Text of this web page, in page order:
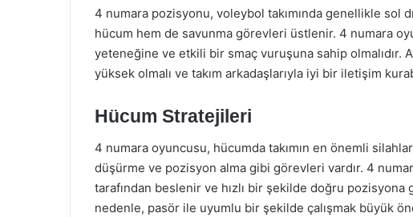
4 numara pozisyonu, voleybol takımında genellikle sol
hücum hem de savunma görevleri üstlenir. 4 numara
yeteneğine ve etkili bir smaç vuruşuna sahip olmalıdır.
yüksek olmalı ve takım arkadaşlarıyla iyi bir iletişim
Hücum Stratejileri
4 numara oyuncusu, hücumda takımın en önemli
düşürme ve pozisyon alma gibi görevleri vardır. 4
tarafından beslenir ve hızlı bir şekilde doğru pozisyona
nedenle, pasör ile uyumlu bir şekilde çalışmak büyük